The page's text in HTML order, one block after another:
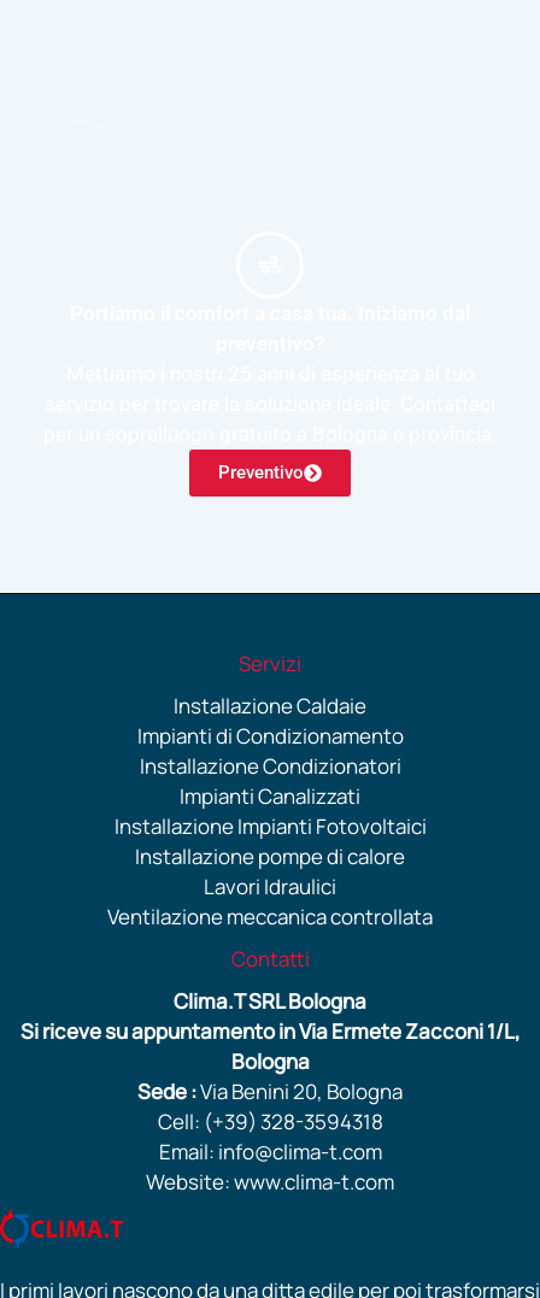
Preventivo
Servizi
Installazione Caldaie
Impianti di Condizionamento
Installazione Condizionatori
Impianti Canalizzati
Installazione Impianti Fotovoltaici
Installazione pompe di calore
Lavori Idraulici
Ventilazione meccanica controllata
Contatti
Clima.T SRL Bologna
Si riceve su appuntamento in Via Ermete Zacconi 1/L,
Bologna
Sede :Via Benini 20, Bologna
Cell: (+39) 328-3594318
Email: info@clima-t.com
Website: www.clima-t.com
I primi lavori nascono da una ditta edile per poi trasformarsi